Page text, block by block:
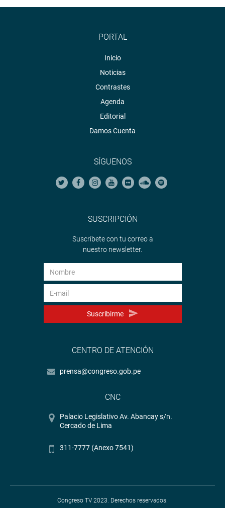
PORTAL
Inicio
Noticias
Contrastes
Agenda
Editorial
Damos Cuenta
SÍGUENOS
SUSCRIPCIÓN
Suscríbete con tu correo a
nuestro newsletter.
Suscribirme
CENTRO DE ATENCIÓN
prensa@congreso.gob.pe
CNC
Palacio Legislativo Av. Abancay s/n.
Cercado de Lima
311-7777 (Anexo 7541)
Congreso TV 2023. Derechos reservados.